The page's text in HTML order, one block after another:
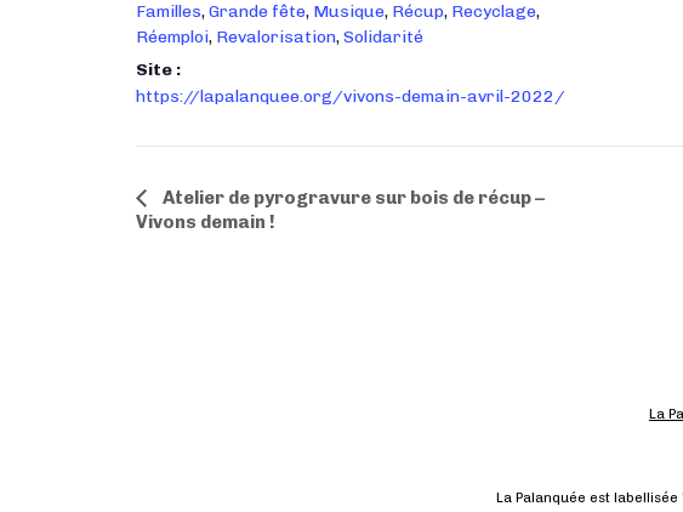
Familles,Grande fête, Musique, Récup, Recyclage,
Réemploi, Revalorisation,Solidarité
Site :
https://lapalanquee.org/vivons-demain-avril-2022/
N
a
Atelier de pyrogravure sur bois de récup –
Vivons demain !
La
La Palanquée est